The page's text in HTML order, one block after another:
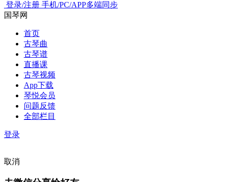
登录/注册 手机/PC/APP多端同步
国琴网
首页
古琴曲
古琴谱
直播课
古琴视频
App下载
琴悦会员
问题反馈
全部栏目
登录
取消